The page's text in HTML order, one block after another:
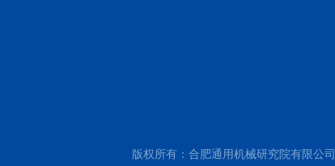
版权所有：合肥通用机械研究院有限公